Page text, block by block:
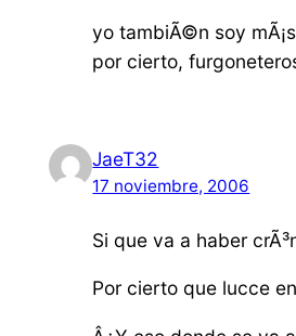
yo tambiÃ©n soy
por cierto,
JaeT32
17 noviembre, 2006
Si que va a haber
Por cierto que lucce